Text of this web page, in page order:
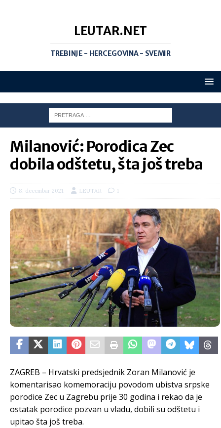
LEUTAR.NET
TREBINJE - HERCEGOVINA - SVEMIR
Milanović: Porodica Zec
dobila odštetu, šta još treba
8. decembar 2021. LEUTAR 1
ZAGREB – Hrvatski predsjednik Zoran Milanović je
komentarisao komemoraciju povodom ubistva srpske
porodice Zec u Zagrebu prije 30 godina i rekao da je
ostatak porodice pozvan u vladu, dobili su odštetu i
upitao šta još treba.